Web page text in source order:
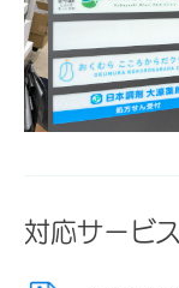
対応サービス